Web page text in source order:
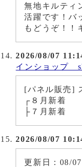
無地キルティ
活躍です！バ
もどうぞ！！
2026/08/07
インショップ
[パネル販売]
┌８月新着
├７月新着
2026/08/07
更新日：08/